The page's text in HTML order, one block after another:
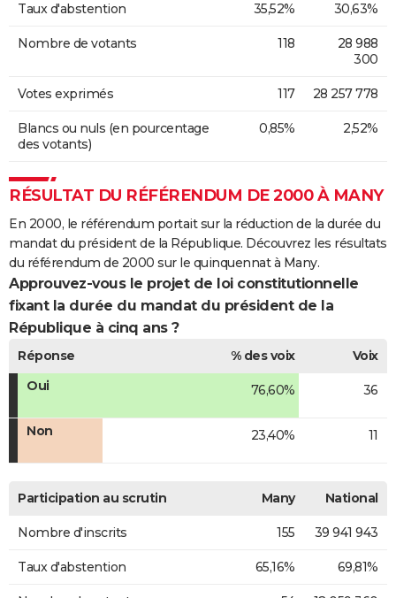
Taux d'abstention 35,52% 30,63%
Nombre de votants 118
28 988
300
Votes exprimés 117 28 257 778
Blancs ou nuls (en pourcentage
des votants)
0,85% 2,52%
RÉSULTAT DU RÉFÉRENDUM DE 2000 À MANY
En 2000, le référendum portait sur la réduction de la durée du
mandat du président de la République. Découvrez les résultats
du référendum de 2000 sur le quinquennat à Many.
Approuvez-vous le projet de loi constitutionnelle
fixant la durée du mandat du président de la
République à cinq ans ?
Réponse % des voix
Voix
Oui
76,60% 36
Non 23,40% 11
Participation au scrutin Many National
Nombre d'inscrits 155 39 941 943
Taux d'abstention 65,16% 69,81%